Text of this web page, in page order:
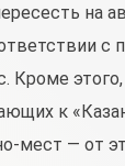
на
с
Кроме
к
мест — от